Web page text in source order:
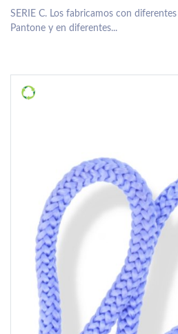
SERIE C. Los fabricamos con
Pantone y en diferentes...